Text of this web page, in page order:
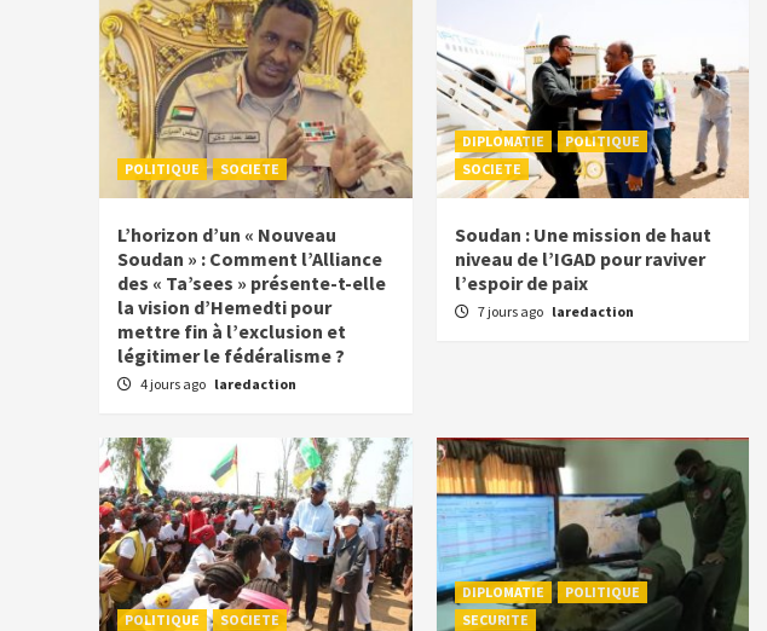
POLITIQUE SOCIETE
L’horizon d’un « Nouveau
Soudan » : Comment l’Alliance
des « Ta’sees » présente-t-elle
la vision d’Hemedti pour
mettre fin à l’exclusion et
légitimer le fédéralisme ?
4 jours ago laredaction
DIPLOMATIE
POLITIQUE
SOCIETE
Soudan : Une mission de haut
niveau de l’IGAD pour raviver
l’espoir de paix
7 jours ago laredaction
POLITIQUE SOCIETE
DIPLOMATIE
POLITIQUE
SECURITE